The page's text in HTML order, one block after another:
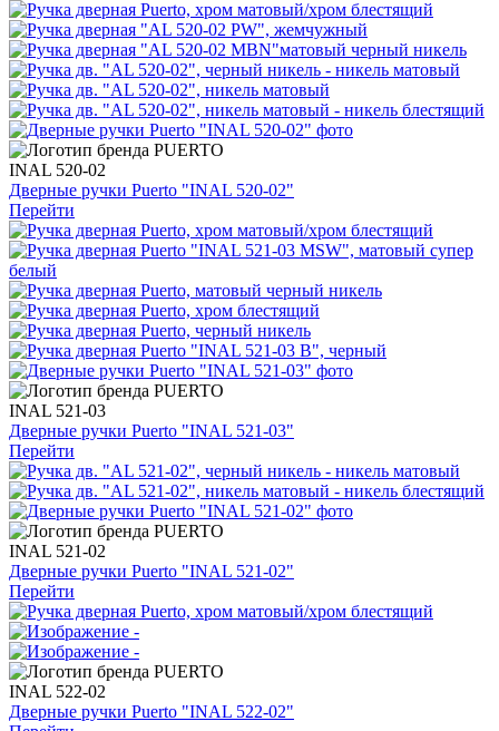
INAL 520-02
Дверные ручки Puerto "INAL 520-02"
Перейти
INAL 521-03
Дверные ручки Puerto "INAL 521-03"
Перейти
INAL 521-02
Дверные ручки Puerto "INAL 521-02"
Перейти
INAL 522-02
Дверные ручки Puerto "INAL 522-02"